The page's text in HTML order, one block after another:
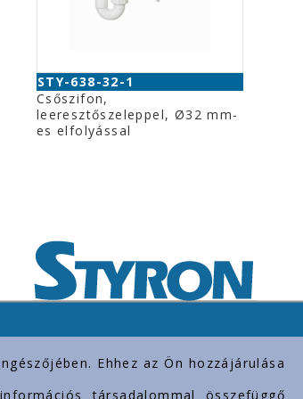
STY-638-32-1
Csőszifon,
leeresztőszeleppel, Ø32 mm-
es elfolyással
Ehhez az Ön hozzájárulása
társadalommal összefüggő